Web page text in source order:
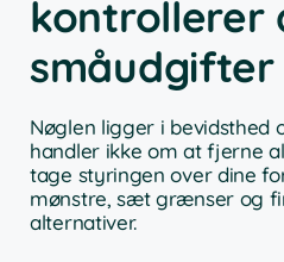
kontrollerer
Nøglen ligger i bevidsthed
handler ikke om at fjerne
tage styringen over dine
mønstre, sæt grænser og
alternativer.